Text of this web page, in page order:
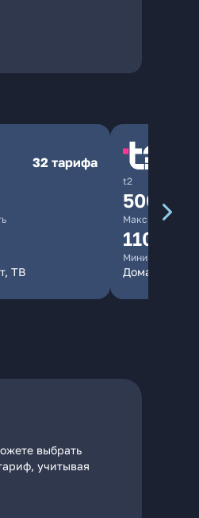
32 тарифа
ТВ
t2
500
Максимальная
1100
Минимальная
Домашний
выбрать
учитывая